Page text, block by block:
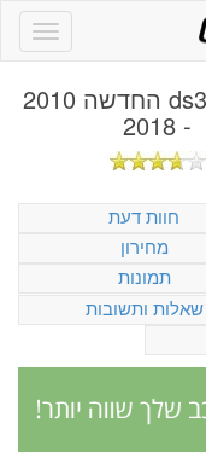
סיטרואן ds3 החדשה 2010
- 2018
חוות דעת
מחירון
תמונות
שאלות ותשובות